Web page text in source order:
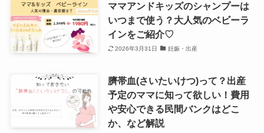
ママアンドキッズのシャンプーは
いつまで使う？大人気のベビーラ
インをご紹介♡
2026年3月31日 妊娠・出産
臍帯血(さいたいけつ)って？出産
予定のママに知って欲しい！費用
や安心できる民間バンクはどこ
か、など解説